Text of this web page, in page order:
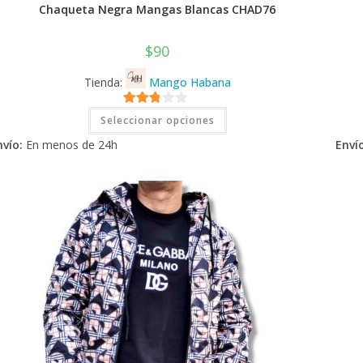
Chaqueta Negra Mangas Blancas CHAD76
$90
Tienda: Mango Habana
2.71
de 5
Seleccionar opciones
Este
tiene
en
la
página
de
producto
En menos de 24h